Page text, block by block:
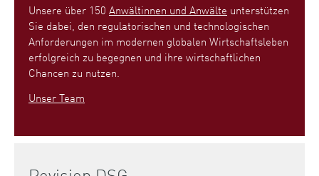
Unsere über 150 Anwältinnen und Anwälte unterstützen
Sie dabei, den regulatorischen und technologischen
Anforderungen im modernen globalen Wirtschaftsleben
erfolgreich zu begegnen und ihre wirtschaftlichen
Chancen zu nutzen.
Unser Team